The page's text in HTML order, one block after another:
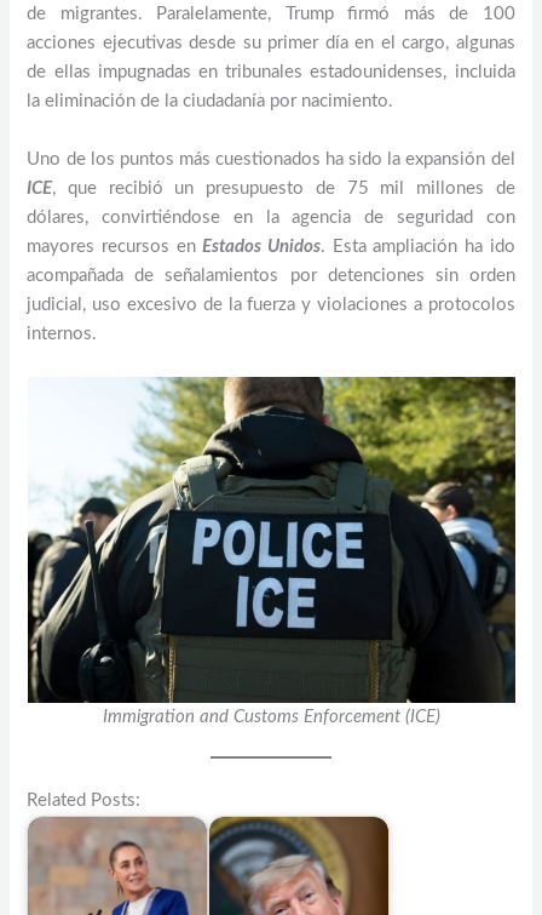
de migrantes. Paralelamente, Trump firmó más de 100
acciones ejecutivas desde su primer día en el cargo, algunas
de ellas impugnadas en tribunales estadounidenses, incluida
la eliminación de la ciudadanía por nacimiento.
Uno de los puntos más cuestionados ha sido la expansión del
ICE, que recibió un presupuesto de 75 mil millones de
dólares, convirtiéndose en la agencia de seguridad con
mayores recursos enEstados Unidos. Esta ampliación ha ido
acompañada de señalamientos por detenciones sin orden
judicial, uso excesivo de la fuerza y violaciones a protocolos
internos.
Immigration and Customs Enforcement (ICE)
Related Posts: